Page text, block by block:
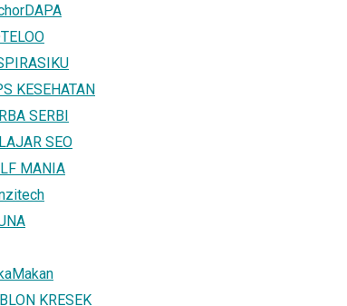
KESEHATAN
SERBI
SEO
MANIA
KRESEK